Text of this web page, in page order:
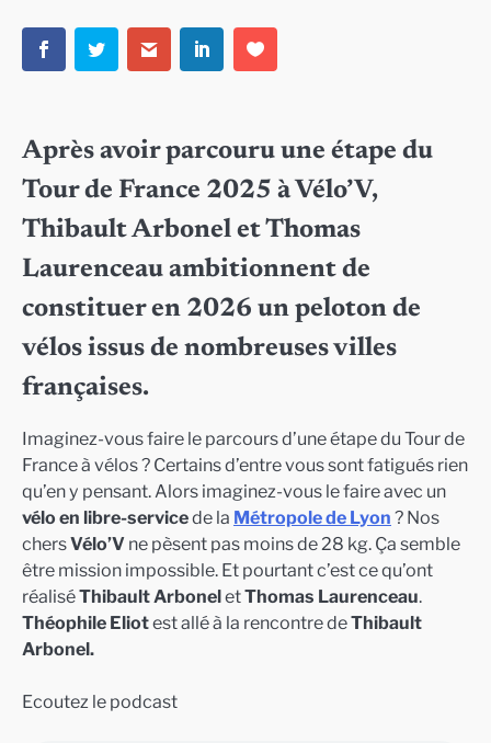
Après avoir parcouru une étape du
Tour de France 2025 à Vélo’V,
Thibault Arbonel et Thomas
Laurenceau ambitionnent de
constituer en 2026 un peloton de
vélos issus de nombreuses villes
françaises.
Imaginez-vous faire le parcours d’une étape du Tour de
France à vélos ? Certains d’entre vous sont fatigués rien
qu’en y pensant. Alors imaginez-vous le faire avec un
vélo en libre-servicede la Métropole de Lyon ? Nos
chersVélo’V ne pèsent pas moins de 28 kg. Ça semble
être mission impossible. Et pourtant c’est ce qu’ont
réaliséThibault ArboneletThomas Laurenceau.
Théophile Eliotest allé à la rencontre deThibault
Arbonel.
Ecoutez le podcast